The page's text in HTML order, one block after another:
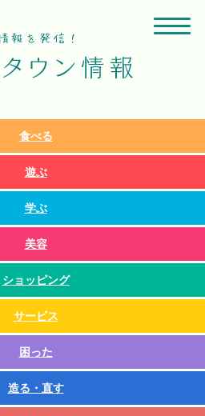
食べる
遊ぶ
学ぶ
美容
ショッピング
サービス
困った
造る・直す